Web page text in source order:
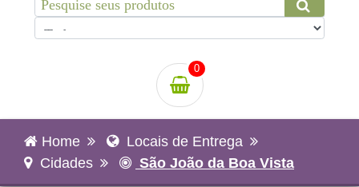
0
Home
Locais de Entrega
Cidades
São João da Boa Vista